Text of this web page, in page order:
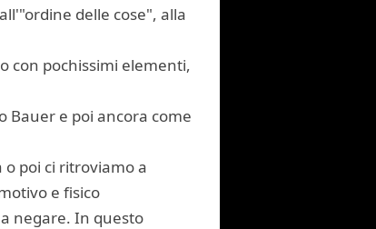
delle cose", alla
con pochissimi elementi,
Bauer e poi ancora come
poi ci ritroviamo a
e fisico
negare. In questo